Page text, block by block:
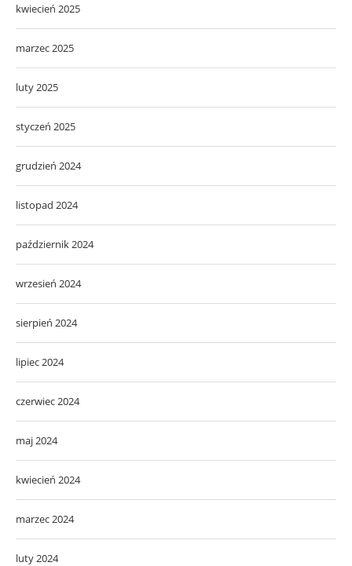
kwiecień 2025
marzec 2025
luty 2025
styczeń 2025
grudzień 2024
listopad 2024
październik 2024
wrzesień 2024
sierpień 2024
lipiec 2024
czerwiec 2024
maj 2024
kwiecień 2024
marzec 2024
luty 2024